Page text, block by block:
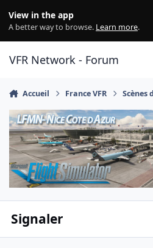
View in the app
A better way to browse. Learn more.
VFR Network - Forum
Accueil France VFR Scènes
Signaler